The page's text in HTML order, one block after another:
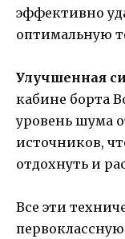
эффективно
оптимальную
Улучшенная
кабине борта
уровень шума
источников,
отдохнуть и
Все эти
первоклассную